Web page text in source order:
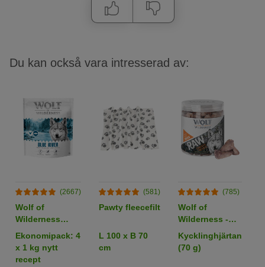
Du kan också vara intresserad av:
(2667)
Wolf of
Wilderness
Adult "Blue
River" Lax
(Bästsäljare)
Ekonomipack: 4
x 1 kg nytt
recept
(581)
Pawty fleecefilt
L 100 x B 70
cm
(785)
Wolf of
Wilderness -
RAW Snacks
Kycklinghjärtan
(70 g)